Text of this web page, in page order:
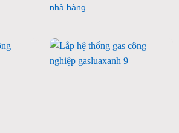
nhà hàng